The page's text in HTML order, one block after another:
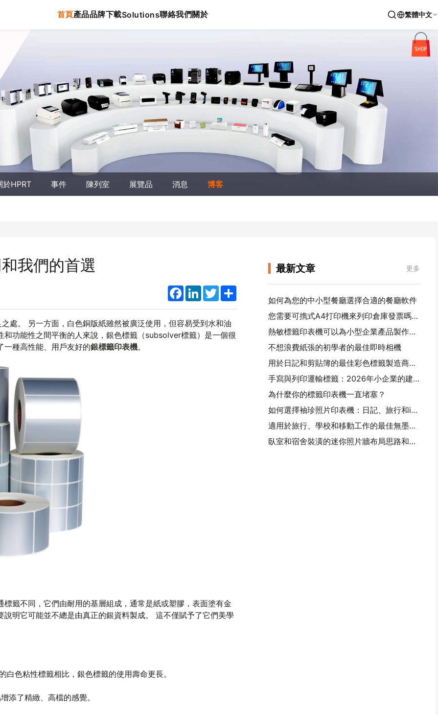
首頁產品品牌下載Solutions聯絡我們關於 繁體中文
於HPRT 事件 陳列室 展覽品 消息 博客
我們的首選
Facebook
LinkedInTwitterShare
處。 另一方面，白色銅版紙雖然被廣泛使用，但容易受到水和油
功能性之間平衡的人來說，銀色標籤（subsolver標籤）是一個很
一種高性能、用戶友好的銀標籤印表機。
籤不同，它們由耐用的基層組成，通常是紙或塑膠，表面塗有金
明它可能並不總是由真正的銀資料製成。 這不僅賦予了它們美學
色粘性標籤相比，銀色標籤的使用壽命更長。
添了精緻、高檔的感覺。
最新文章 更多
如何為您的中小型餐廳選擇合適的餐廳軟件
您需要可擕式A4打印機來列印倉庫發票嗎？ 什麼真正有效
熱敏標籤印表機可以為小型企業產品製作防水標籤嗎？
不想浪費紙張的初學者的最佳即時相機
用於日記和剪貼簿的最佳彩色標籤製造商：為每一頁添加更多顏色
手寫與列印運輸標籤：2026年小企業的建議
為什麼你的標籤印表機一直堵塞？
如何選擇袖珍照片印表機：日記、旅行和iPhone用戶的完整指南
適用於旅行、學校和移動工作的最佳無墨可擕式印表機：漢印MT620 Pro評測
臥室和宿舍裝潢的迷你照片牆布局思路和技巧